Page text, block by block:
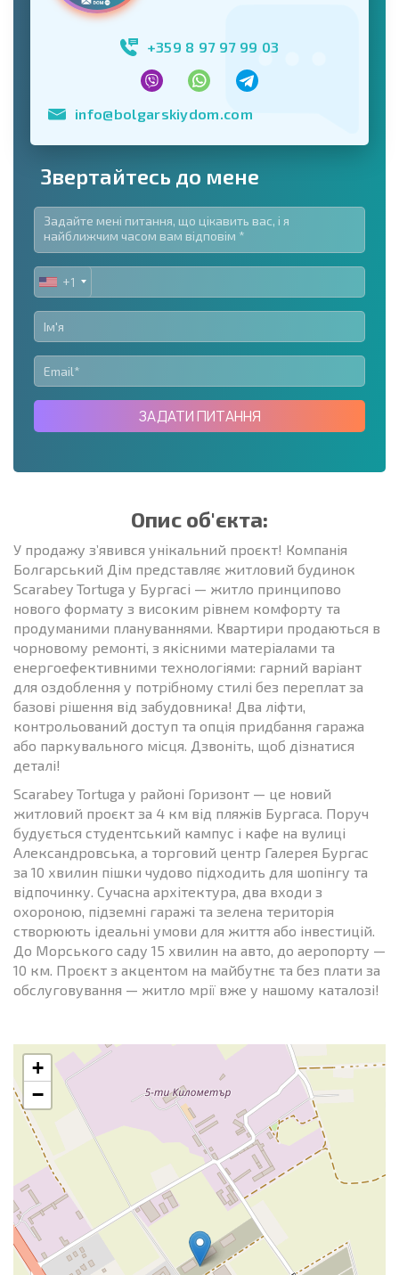
+359 8 97 97 99 03
info@bolgarskiydom.com
Звертайтесь до мене
UNITED
STATES
+1
+1
ЗАДАТИ ПИТАННЯ
Опис об'єкта:
У продажу з’явився унікальний проєкт! Компанія
Болгарський Дім представляє житловий будинок
Scarabey Tortuga у Бургасі — житло принципово
нового формату з високим рівнем комфорту та
продуманими плануваннями. Квартири продаються в
чорновому ремонті, з якісними матеріалами та
енергоефективними технологіями: гарний варіант
для оздоблення у потрібному стилі без переплат за
базові рішення від забудовника! Два ліфти,
контрольований доступ та опція придбання гаража
або паркувального місця. Дзвоніть, щоб дізнатися
деталі!
Scarabey Tortuga у районі Горизонт — це новий
житловий проєкт за 4 км від пляжів Бургаса. Поруч
будується студентський кампус і кафе на вулиці
Александровська, а торговий центр Галерея Бургас
за 10 хвилин пішки чудово підходить для шопінгу та
відпочинку. Сучасна архітектура, два входи з
охороною, підземні гаражі та зелена територія
створюють ідеальні умови для життя або інвестицій.
До Морського саду 15 хвилин на авто, до аеропорту —
10 км. Проєкт з акцентом на майбутнє та без плати за
обслуговування — житло мрії вже у нашому каталозі!
+
−